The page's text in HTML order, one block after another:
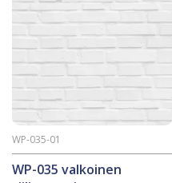
WP-035 valkoinen
WP-035-01